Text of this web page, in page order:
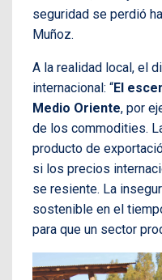
seguridad se perdió
Muñoz.
A la realidad local, el
internacional: “El
Medio Oriente, por
de los commodities.
producto de
si los precios
se resiente. La
sostenible en el
para que un sector